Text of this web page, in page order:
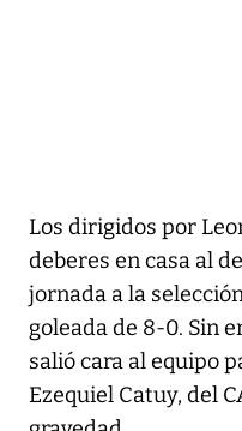
Los dirigidos por
deberes en casa al
jornada a la
goleada de 8-0. Sin
salió cara al equipo
Ezequiel Catuy, del